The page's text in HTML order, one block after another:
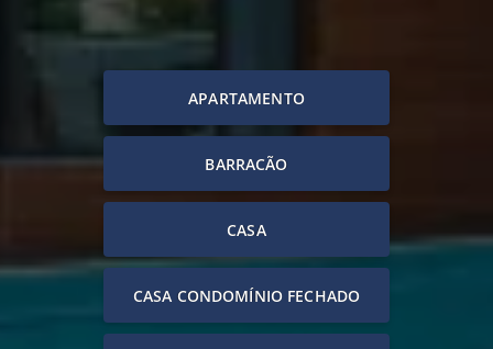
APARTAMENTO
BARRACÃO
CASA
CASA CONDOMÍNIO FECHADO